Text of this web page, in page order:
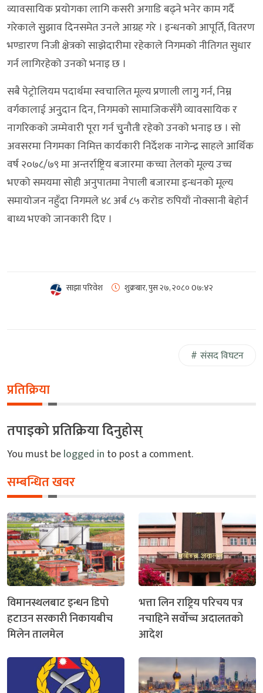
व्यावसायिक प्रयोगका लागि कसरी अगाडि बढ्ने भनेर काम गर्दै
गरेकाले सुुझाव दिनसमेत उनले आग्रह गरे । इन्धनको आपूर्ति, वितरण
भण्डारण निजी क्षेत्रको साझेदारीमा रहेकाले निगमको नीतिगत सुधार
गर्न लागिरहेको उनको भनाइ छ ।
सबै पेट्रोलियम पदार्थमा स्वचालित मूल्य प्रणाली लागुु गर्न, निम्न
वर्गकालाई अनुुदान दिन, निगमको सामाजिकसँगै व्यावसायिक र
नागरिकको जम्मेवारी पूरा गर्न चुुनौती रहेको उनको भनाइ छ । सो
अवसरमा निगमका निमित्त कार्यकारी निर्देशक नागेन्द्र साहले आर्थिक
वर्ष २०७८/७९ मा अन्तर्राष्ट्रिय बजारमा कच्चा तेलको मूल्य उच्च
भएको समयमा सोही अनुपातमा नेपाली बजारमा इन्धनको मूल्य
समायोजन नहुँदा निगमले ४८ अर्ब ८५ करोड रुपियाँ नोक्सानी बेहोर्न
बाध्य भएको जानकारी दिए ।
साझा परिवेश शुक्रबार, पुस २७, २०८०0७:४२
संसद विघटन
प्रतिक्रिया
तपाइको प्रतिक्रिया दिनुहोस्
You must belogged in to post a comment.
सम्बन्धित खवर
विमानस्थलबाट इन्धन डिपो
हटाउन सरकारी निकायबीच
मिलेन तालमेल
भत्ता लिन राष्ट्रिय परिचय पत्र
नचाहिने सर्वोच्च अदालतको
आदेश